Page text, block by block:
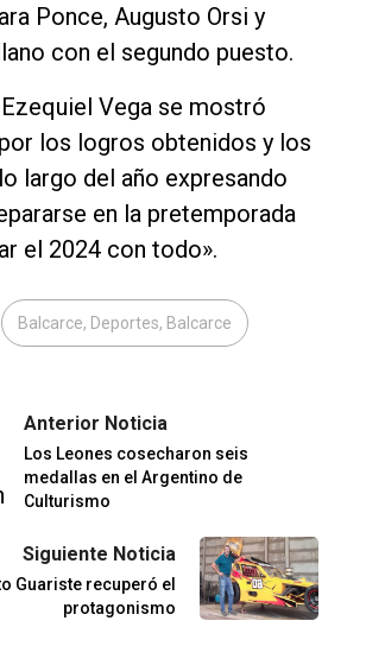
Ponce, Augusto Orsi y
con el segundo puesto.
Vega se mostró
los logros obtenidos y los
largo del año expresando
en la pretemporada
el 2024 con todo».
Balcarce, Deportes, Balcarce
Anterior Noticia
Los Leones cosecharon seis
medallas en el Argentino de
Culturismo
Siguiente Noticia
Guariste recuperó el
protagonismo